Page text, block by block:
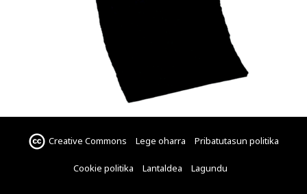
Creative Commons Lege oharra Pribatutasun politika
Cookie politika Lantaldea Lagundu